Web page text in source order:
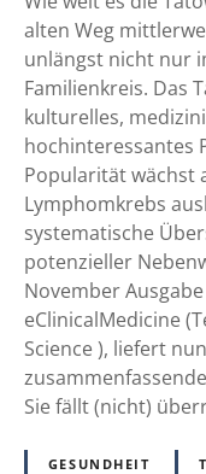
H
i
n
i
n
b
m
i
t
o
o
u
n
d
L
y
m
p
h
o
m
-
R
alten Weg
unlängst nicht nur
Familienkreis. Das
kulturelles,
hochinteressantes
Popularität wächst
Lymphomkrebs
systematische
potenzieller
November
eClinicalMedicine
Science ), liefert
Sie fällt (nicht)
GESUNDHEIT